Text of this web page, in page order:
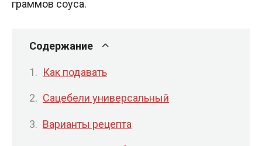
граммов соуса.
Содержание
Как подавать
Сацебели универсальный
Варианты рецепта